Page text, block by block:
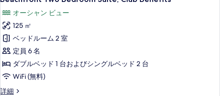
る
を
表
示
す
る
細
Two
Bedroom
Suite,
Club
Benefits
の
す
べ
オーシャン ビュー
125 ㎡
ベッドルーム 2 室
定員 6 名
ダブルベッド 1 台およびシングルベッド 2 台
WiFi (無料)
詳細
Beachfront